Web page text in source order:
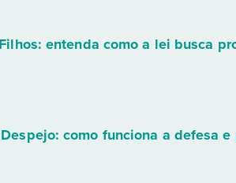
entenda como a lei busca
como funciona a defesa